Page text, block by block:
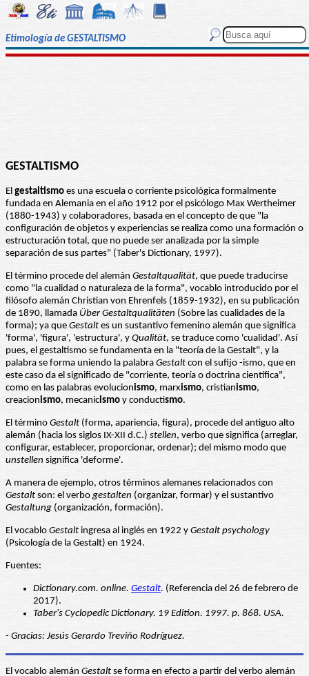
Etimología de GESTALTISMO
GESTALTISMO
El gestaltismo es una escuela o corriente psicológica formalmente
fundada en Alemania en el año 1912 por el psicólogo Max Wertheimer
(1880-1943) y colaboradores, basada en el concepto de que "la
configuración de objetos y experiencias se realiza como una formación o
estructuración total, que no puede ser analizada por la simple
separación de sus partes" (Taber's Dictionary, 1997).
El término procede del alemán Gestaltqualität, que puede traducirse
como "la cualidad o naturaleza de la forma", vocablo introducido por el
filósofo alemán Christian von Ehrenfels (1859-1932), en su publicación
de 1890, llamada Über Gestaltqualitäten (Sobre las cualidades de la
forma); ya que Gestalt es un sustantivo femenino alemán que significa
'forma', 'figura', 'estructura', y Qualität, se traduce como 'cualidad'. Así
pues, el gestaltismo se fundamenta en la "teoría de la Gestalt", y la
palabra se forma uniendo la palabra Gestalt con el sufijo -ismo, que en
este caso da el significado de "corriente, teoría o doctrina científica",
como en las palabras evolucionismo, marxismo, cristianismo,
creacionismo, mecanicismo y conductismo.
El término Gestalt (forma, apariencia, figura), procede del antiguo alto
alemán (hacia los siglos IX-XII d.C.) stellen, verbo que significa (arreglar,
configurar, establecer, proporcionar, ordenar); del mismo modo que
unstellen significa 'deforme'.
A manera de ejemplo, otros términos alemanes relacionados con
Gestalt son: el verbogestalten (organizar, formar) y el sustantivo
Gestaltung (organización, formación).
El vocablo Gestalt ingresa al inglés en 1922 y Gestalt psychology
(Psicología de la Gestalt) en 1924.
Fuentes:
Dictionary.com. online. Gestalt. (Referencia del 26 de febrero de
2017).
Taber's Cyclopedic Dictionary. 19 Edition. 1997. p. 868. USA.
- Gracias: Jesús Gerardo Treviño Rodríguez.
El vocablo alemán Gestalt se forma en efecto a partir del verbo alemán